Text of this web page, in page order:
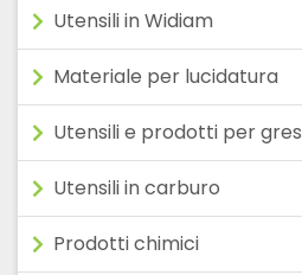
Utensili in Widiam
Materiale per lucidatura
Utensili e prodotti per gres
Utensili in carburo
Prodotti chimici